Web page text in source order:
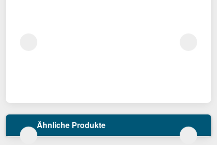
Ähnliche Produkte